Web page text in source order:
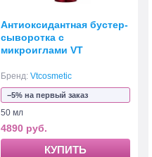
Антиоксидантная бустер-
сыворотка с
микроиглами VT
Reedle Shot 300 50мл
Бренд: Vtcosmetic
−5% на первый заказ
50 мл
4890 руб.
КУПИТЬ